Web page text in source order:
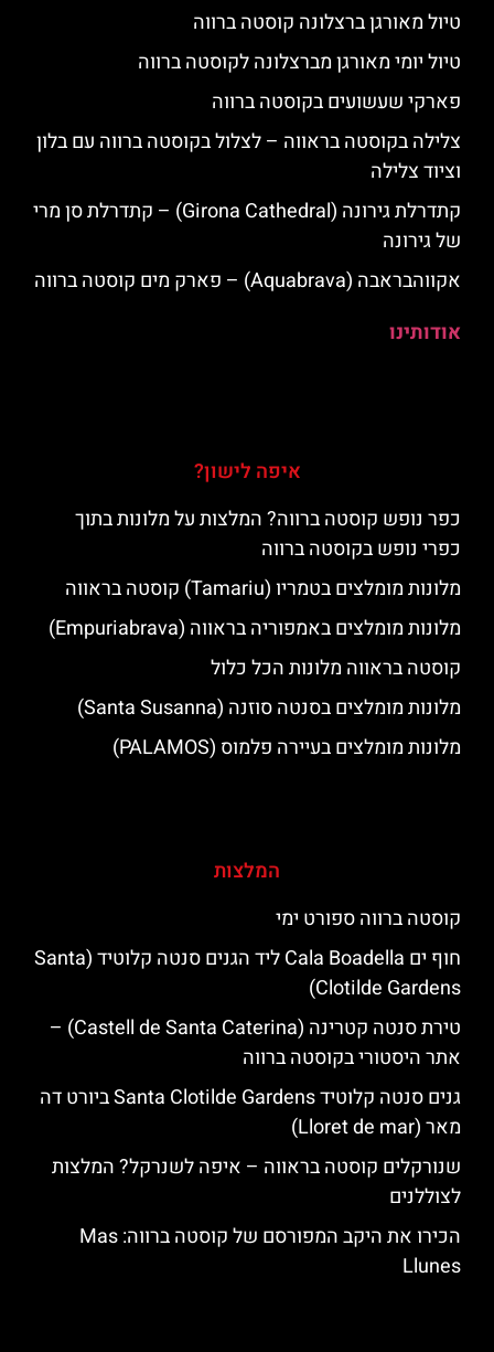
טיול מאורגן ברצלונה קוסטה ברווה
טיול יומי מאורגן מברצלונה לקוסטה ברווה
פארקי שעשועים בקוסטה ברווה
צלילה בקוסטה בראווה – לצלול בקוסטה ברווה עם בלון
וציוד צלילה
קתדרלת גירונה (Girona Cathedral) – קתדרלת סן מרי
של גירונה
אקווהבראבה (Aquabrava) – פארק מים קוסטה ברווה
אודותינו
איפה לישון?
כפר נופש קוסטה ברווה? המלצות על מלונות בתוך
כפרי נופש בקוסטה ברווה
מלונות מומלצים בטמריו (Tamariu) קוסטה בראווה
מלונות מומלצים באמפוריה בראווה (Empuriabrava)
קוסטה בראווה מלונות הכל כלול
מלונות מומלצים בסנטה סוזנה (Santa Susanna)
מלונות מומלצים בעיירה פלמוס (PALAMOS)
המלצות
קוסטה ברווה ספורט ימי
חוף ים Cala Boadella ליד הגנים סנטה קלוטיד (Santa
Clotilde Gardens)
טירת סנטה קטרינה (Castell de Santa Caterina) –
אתר היסטורי בקוסטה ברווה
גנים סנטה קלוטיד Santa Clotilde Gardens ביורט דה
מאר (Lloret de mar)
שנורקלים קוסטה בראווה – איפה לשנרקל? המלצות
לצוללנים
הכירו את היקב המפורסם של קוסטה ברווה: ‪‪Mas
Llunes‬‬